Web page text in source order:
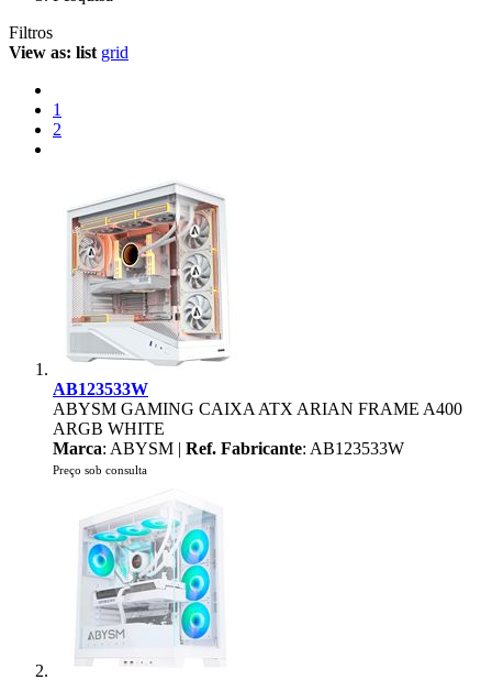
Filtros
View as: list grid
1
2
AB123533W
ABYSM GAMING CAIXA ATX ARIAN FRAME A400
ARGB WHITE
Marca: ABYSM | Ref. Fabricante: AB123533W
Preço sob consulta